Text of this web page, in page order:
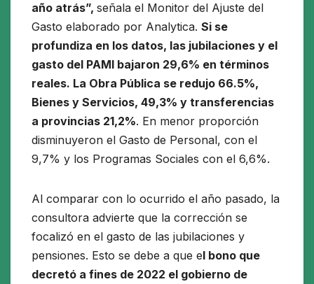
año atrás”, señala el Monitor del Ajuste del
Gasto elaborado por Analytica. Si se
profundiza en los datos, las jubilaciones y el
gasto del PAMI bajaron 29,6% en términos
reales. La Obra Pública se redujo 66.5%,
Bienes y Servicios, 49,3% y transferencias
a provincias 21,2%. En menor proporción
disminuyeron el Gasto de Personal, con el
9,7% y los Programas Sociales con el 6,6%.
Al comparar con lo ocurrido el año pasado, la
consultora advierte que la corrección se
focalizó en el gasto de las jubilaciones y
pensiones. Esto se debe a que el bono que
decretó a fines de 2022 el gobierno de